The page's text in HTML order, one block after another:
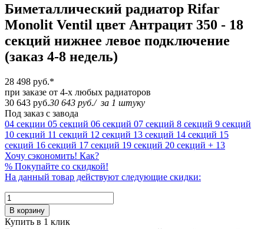
Биметаллический радиатор Rifar
Monolit Ventil цвет Антрацит 350 - 18
секций нижнее левое подключение
(заказ 4-8 недель)
28 498 руб.*
при заказе от 4-х любых радиаторов
30 643 руб.30 643 руб./за 1 штуку
Под заказ с завода
04 секции 05 секций 06 секций 07 секций 8 секций 9 секций
10 секций 11 секций 12 секций 13 секций 14 секций 15
секций 16 секций 17 секций 19 секций 20 секций + 13
Хочу сэкономить! Как?
% Покупайте со скидкой!
На данный товар действуют следующие скидки:
В корзину
Купить в 1 клик